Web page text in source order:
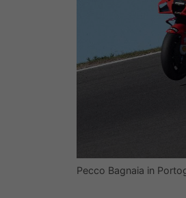
Pecco Bagnaia in